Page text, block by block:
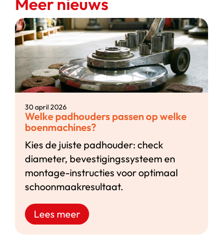
30 april 2026
Welke padhouders passen op welke
boenmachines?
Kies de juiste padhouder: check
diameter, bevestigingssysteem en
montage-instructies voor optimaal
schoonmaakresultaat.
Lees meer